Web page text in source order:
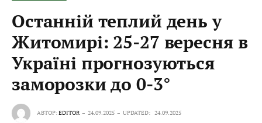
Останній теплий день у
Житомирі: 25-27 вересня в
Україні прогнозуються
заморозки до 0-3°
АВТОР:EDITOR 24.09.2025 UPDATED: 24.09.2025